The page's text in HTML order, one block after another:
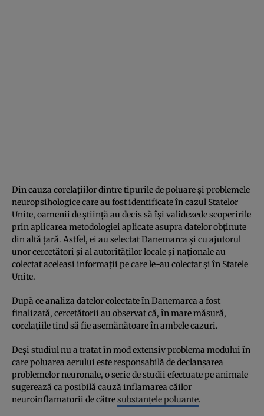
Din cauza corelaţiilor dintre tipurile de poluare şi problemele
neuropsihologice care au fost identificate în cazul Statelor
Unite, oamenii de ştiinţă au decis să îşi validezede scoperirile
prin aplicarea metodologiei aplicate asupra datelor obţinute
din altă ţară. Astfel, ei au selectat Danemarca şi cu ajutorul
unor cercetători şi al autorităţilor locale şi naţionale au
colectat aceleaşi informaţii pe care le-au colectat şi în Statele
Unite.
După ce analiza datelor colectate în Danemarca a fost
finalizată, cercetătorii au observat că, în mare măsură,
corelaţiile tind să fie asemănătoare în ambele cazuri.
Deşi studiul nu a tratat în mod extensiv problema modului în
care poluarea aerului este responsabilă de declanşarea
problemelor neuronale, o serie de studii efectuate pe animale
sugerează ca posibilă cauză inflamarea căilor
neuroinflamatorii de cătresubstanţele poluante.